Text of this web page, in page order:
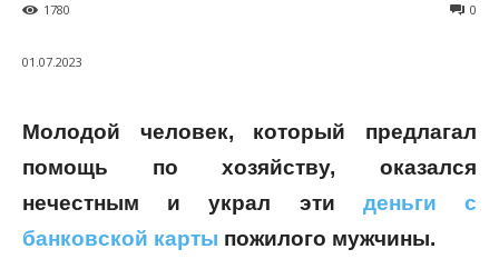
0
1780
01.07.2023
Молодой человек, который предлагал
помощь по хозяйству, оказался
нечестным и украл эти деньги с
банковской карты пожилого мужчины.